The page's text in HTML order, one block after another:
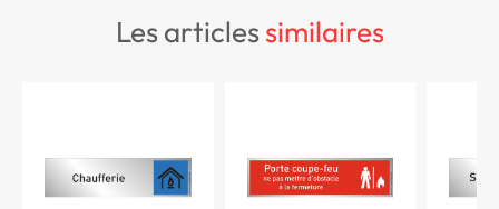
les articlessimilaires